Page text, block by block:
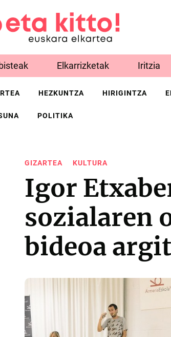
Elkarrizketak Iritzia
HEZKUNTZA HIRIGINTZA
POLITIKA
GIZARTEA KULTURA
Igor
sozialaren
bideoa